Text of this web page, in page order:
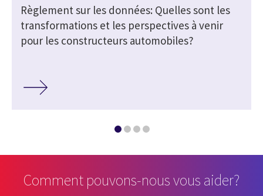
Règlement sur les données: Quelles sont les
transformations et les perspectives à venir
pour les constructeurs automobiles?
Comment pouvons-nous vous aider?